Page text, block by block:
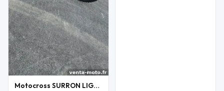
Motocross SURRON LIGHT BEE X 2026